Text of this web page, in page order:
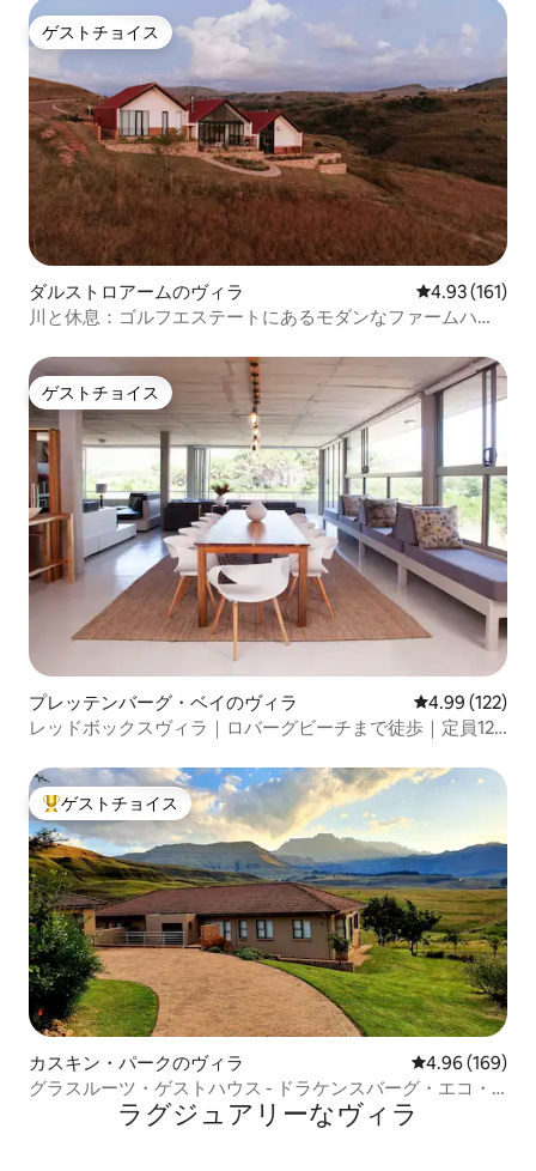
ゲストチョイス
ゲストチョイス
ダルストロアームのヴィラ レビュー161
4.93 (161)
川と休息：ゴルフエステートにあるモダンなファームハウ
ゲストチョイス
ゲストチョイス
プレッテンバーグ・ベイのヴィラ レビュー122
4.99 (122)
レッドボックスヴィラ｜ロバーグビーチまで徒歩｜定員12
大好評のゲストチョイスです。
ゲストチョイス
カスキン・パークのヴィラ レビュー169
4.96 (169)
グラスルーツ・ゲストハウス - ドラケンスバーグ・エコ・
ラグジュアリーなヴィラ